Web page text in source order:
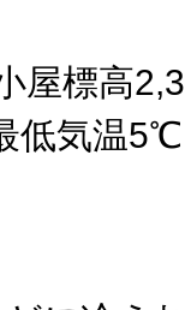
屋標高
低気温